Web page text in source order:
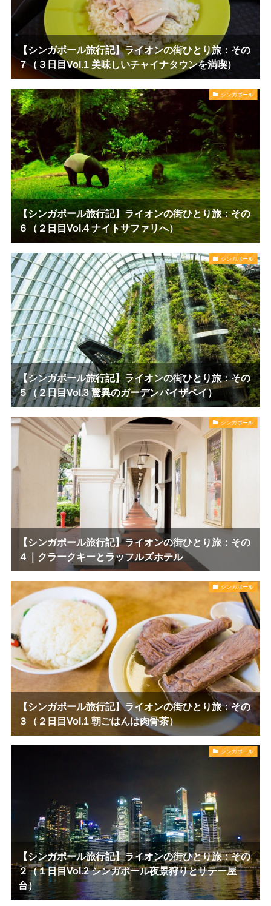
【シンガポール旅行記】ライオンの街ひとり旅：その
７（３日目Vol.1 美味しいチャイナタウンを満喫）
シンガポール
【シンガポール旅行記】ライオンの街ひとり旅：その
６（２日目Vol.4 ナイトサファリへ）
シンガポール
【シンガポール旅行記】ライオンの街ひとり旅：その
５（２日目Vol.3 驚異のガーデンバイザベイ）
シンガポール
【シンガポール旅行記】ライオンの街ひとり旅：その
４｜クラークキーとラッフルズホテル
シンガポール
【シンガポール旅行記】ライオンの街ひとり旅：その
３（２日目Vol.1 朝ごはんは肉骨茶）
シンガポール
【シンガポール旅行記】ライオンの街ひとり旅：その
２（１日目Vol.2 シンガポール夜景狩りとサテー屋
台）